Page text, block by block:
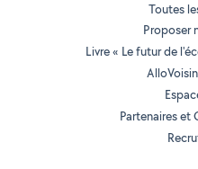
Toutes
Proposer
Livre « Le futur de
Partenaires et